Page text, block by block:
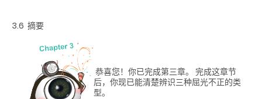
3.6 摘要
恭喜您！你已完成第三章。 完成这章节
后，你现已能清楚辨识三种屈光不正的类
型。